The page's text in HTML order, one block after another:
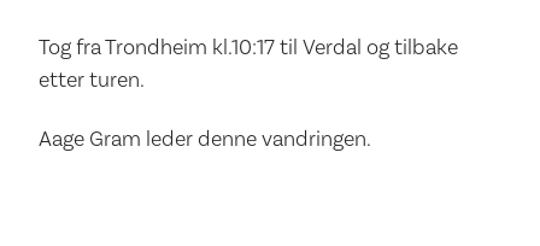
Tog fra Trondheim kl.10:17 til Verdal og tilbake
etter turen.
Aage Gram leder denne vandringen.